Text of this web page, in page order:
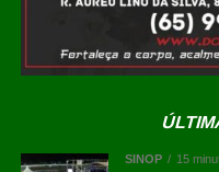
desta reportagem,
manifestado sobre a
pessoa ser
COMENTE ABAIXO:
SINOP 15